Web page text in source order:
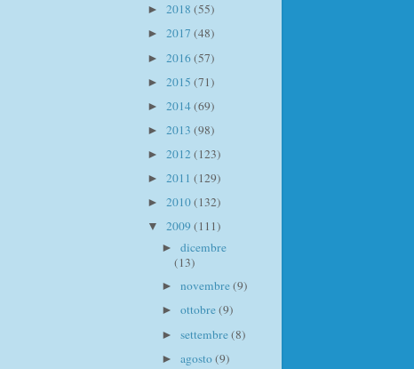
► 2018 (55)
► 2017 (48)
► 2016(57)
► 2015 (71)
► 2014(69)
► 2013 (98)
► 2012 (123)
► 2011 (129)
► 2010(132)
▼ 2009 (111)
► dicembre
(13)
► novembre(9)
► ottobre(9)
► settembre(8)
► agosto(9)